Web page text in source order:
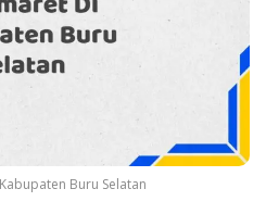
Buru Selatan